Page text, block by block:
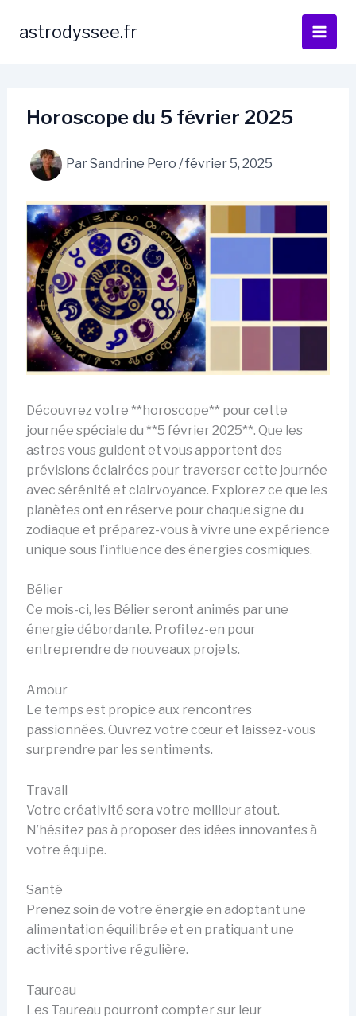
astrodyssee.fr
Horoscope du 5 février 2025
ParSandrine Pero /février 5, 2025
Découvrez votre **horoscope** pour cette
journée spéciale du **5 février 2025**. Que les
astres vous guident et vous apportent des
prévisions éclairées pour traverser cette journée
avec sérénité et clairvoyance. Explorez ce que les
planètes ont en réserve pour chaque signe du
zodiaque et préparez-vous à vivre une expérience
unique sous l’influence des énergies cosmiques.
Bélier
Ce mois-ci, les Bélier seront animés par une
énergie débordante. Profitez-en pour
entreprendre de nouveaux projets.
Amour
Le temps est propice aux rencontres
passionnées. Ouvrez votre cœur et laissez-vous
surprendre par les sentiments.
Travail
Votre créativité sera votre meilleur atout.
N’hésitez pas à proposer des idées innovantes à
votre équipe.
Santé
Prenez soin de votre énergie en adoptant une
alimentation équilibrée et en pratiquant une
activité sportive régulière.
Taureau
Les Taureau pourront compter sur leur